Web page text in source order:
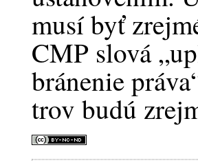
musí byť
CMP slová
bránenie
trov budú